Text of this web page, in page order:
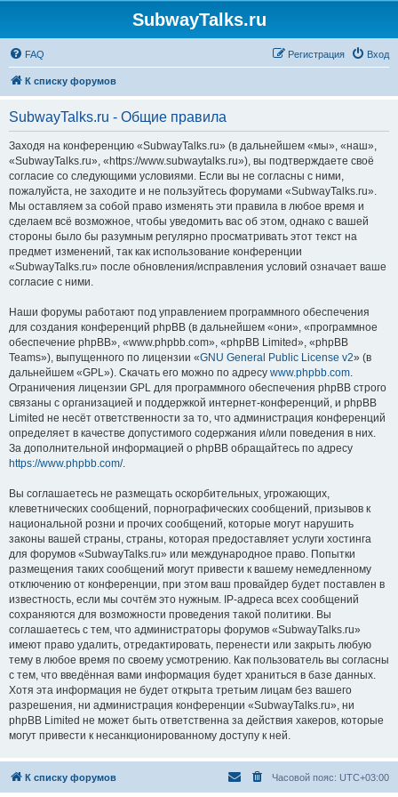
SubwayTalks.ru
FAQ Вход
Регистрация
К списку форумов
SubwayTalks.ru - Общие правила
Заходя на конференцию «SubwayTalks.ru» (в дальнейшем «мы», «наш»,
«SubwayTalks.ru», «https://www.subwaytalks.ru»), вы подтверждаете своё
согласие со следующими условиями. Если вы не согласны с ними,
пожалуйста, не заходите и не пользуйтесь форумами «SubwayTalks.ru».
Мы оставляем за собой право изменять эти правила в любое время и
сделаем всё возможное, чтобы уведомить вас об этом, однако с вашей
стороны было бы разумным регулярно просматривать этот текст на
предмет изменений, так как использование конференции
«SubwayTalks.ru» после обновления/исправления условий означает ваше
согласие с ними.
Наши форумы работают под управлением программного обеспечения
для создания конференций phpBB (в дальнейшем «они», «программное
обеспечение phpBB», «www.phpbb.com», «phpBB Limited», «phpBB
Teams»), выпущенного по лицензии «GNU General Public License v2» (в
дальнейшем «GPL»). Скачать его можно по адресу www.phpbb.com.
Ограничения лицензии GPL для программного обеспечения phpBB строго
связаны с организацией и поддержкой интернет-конференций, и phpBB
Limited не несёт ответственности за то, что администрация конференций
определяет в качестве допустимого содержания и/или поведения в них.
За дополнительной информацией о phpBB обращайтесь по адресу
https://www.phpbb.com/.
Вы соглашаетесь не размещать оскорбительных, угрожающих,
клеветнических сообщений, порнографических сообщений, призывов к
национальной розни и прочих сообщений, которые могут нарушить
законы вашей страны, страны, которая предоставляет услуги хостинга
для форумов «SubwayTalks.ru» или международное право. Попытки
размещения таких сообщений могут привести к вашему немедленному
отключению от конференции, при этом ваш провайдер будет поставлен в
известность, если мы сочтём это нужным. IP-адреса всех сообщений
сохраняются для возможности проведения такой политики. Вы
соглашаетесь с тем, что администраторы форумов «SubwayTalks.ru»
имеют право удалить, отредактировать, перенести или закрыть любую
тему в любое время по своему усмотрению. Как пользователь вы согласны
с тем, что введённая вами информация будет храниться в базе данных.
Хотя эта информация не будет открыта третьим лицам без вашего
разрешения, ни администрация конференции «SubwayTalks.ru», ни
phpBB Limited не может быть ответственна за действия хакеров, которые
могут привести к несанкционированному доступу к ней.
К списку форумов Часовой пояс: UTC+03:00